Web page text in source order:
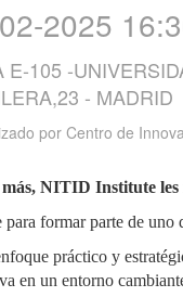
2025
E-105 -
- MADRID
por Centro de
NITID Institute
para formar parte de uno
práctico y
en un entorno